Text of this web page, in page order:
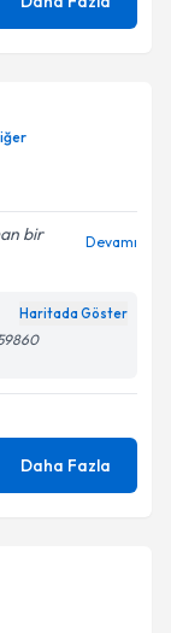
bir
Devamı
Haritada Göster
Daha Fazla